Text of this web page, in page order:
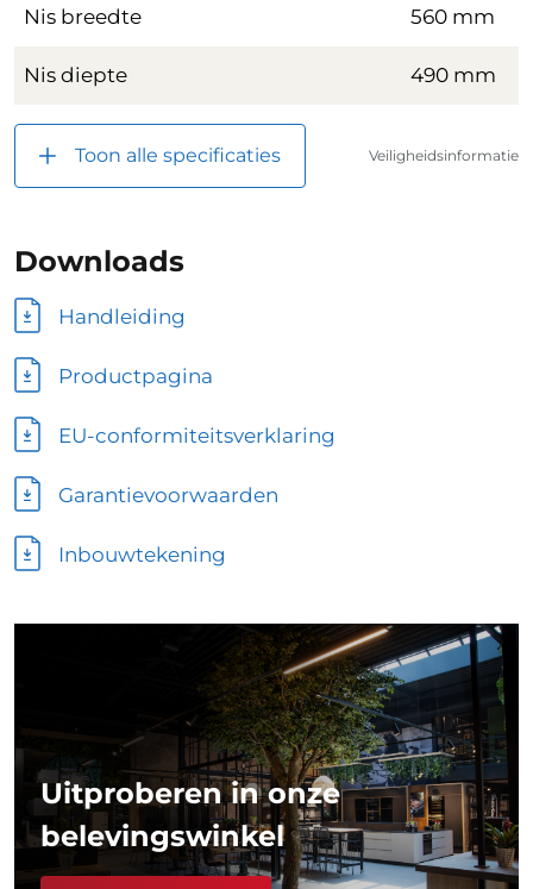
Nis breedte 560 mm
Nis diepte 490 mm
Toon alle specificaties Veiligheidsinformatie
Downloads
Handleiding
Productpagina
EU-conformiteitsverklaring
Garantievoorwaarden
Inbouwtekening
Uitproberen in onze
belevingswinkel